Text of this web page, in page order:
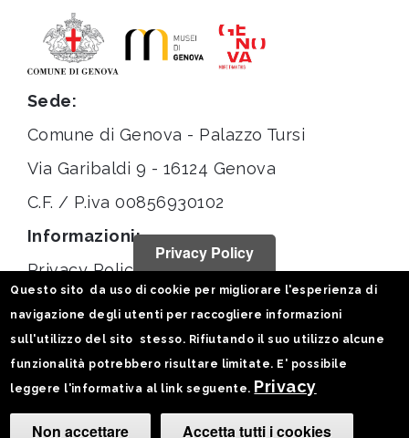
Sede:
Comune di Genova - Palazzo Tursi
Via Garibaldi 9 - 16124 Genova
C.F. / P.iva 00856930102
Informazioni:
Privacy Policy
Statistiche
Seguici su:
Privacy Policy
Questo sito da uso di cookie per migliorare l'esperienza di
navigazione degli utenti per raccogliere informazioni
sull'utilizzo del sito stesso. Rifiutando il suo utilizzo alcune
funzionalità potrebbero risultare limitate. E' possibile
leggere l'informativa al link seguente. Privacy
Non accettare Accetta tutti i cookies